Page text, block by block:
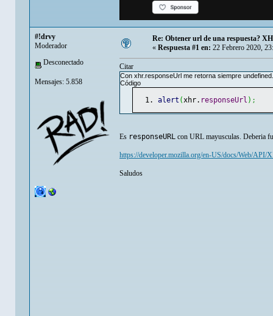
#!drvy
Moderador
Desconectado
Mensajes: 5.858
Re: Obtener url de una respuesta?
« Respuesta #1 en: 22 Febrero 2020,
Citar
Con xhr.responseUrl me retorna siempre undefined.
Código
alert (xhr. responseUrl ) ;
Es responseURL con URL mayusculas. Deberia
https://developer.mozilla.org/en-US/docs/Web/API/
Saludos